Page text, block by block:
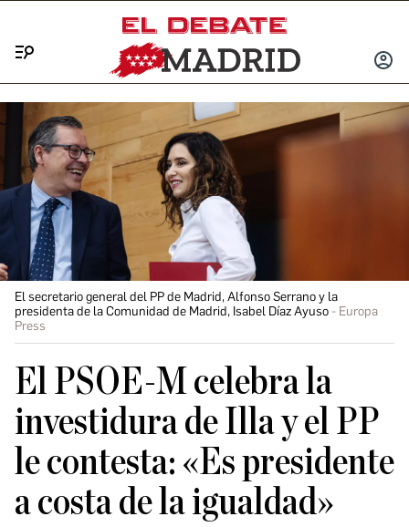
INICIAR
El secretario general del PP de Madrid, Alfonso Serrano y la
presidenta de la Comunidad de Madrid, Isabel Díaz Ayuso
Europa
Press
El PSOE-M celebra la
investidura de Illa y el PP
le contesta: «Es presidente
a costa de la igualdad»